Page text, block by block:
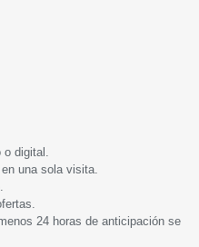
digital.
una sola visita.
24 horas de anticipación se